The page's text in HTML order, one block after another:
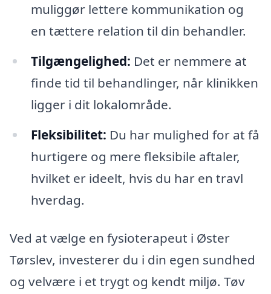
muliggør lettere kommunikation og
en tættere relation til din behandler.
Tilgængelighed: Det er nemmere at
finde tid til behandlinger, når klinikken
ligger i dit lokalområde.
Fleksibilitet: Du har mulighed for at få
hurtigere og mere fleksibile aftaler,
hvilket er ideelt, hvis du har en travl
hverdag.
Ved at vælge en fysioterapeut i Øster
Tørslev, investerer du i din egen sundhed
og velvære i et trygt og kendt miljø. Tøv